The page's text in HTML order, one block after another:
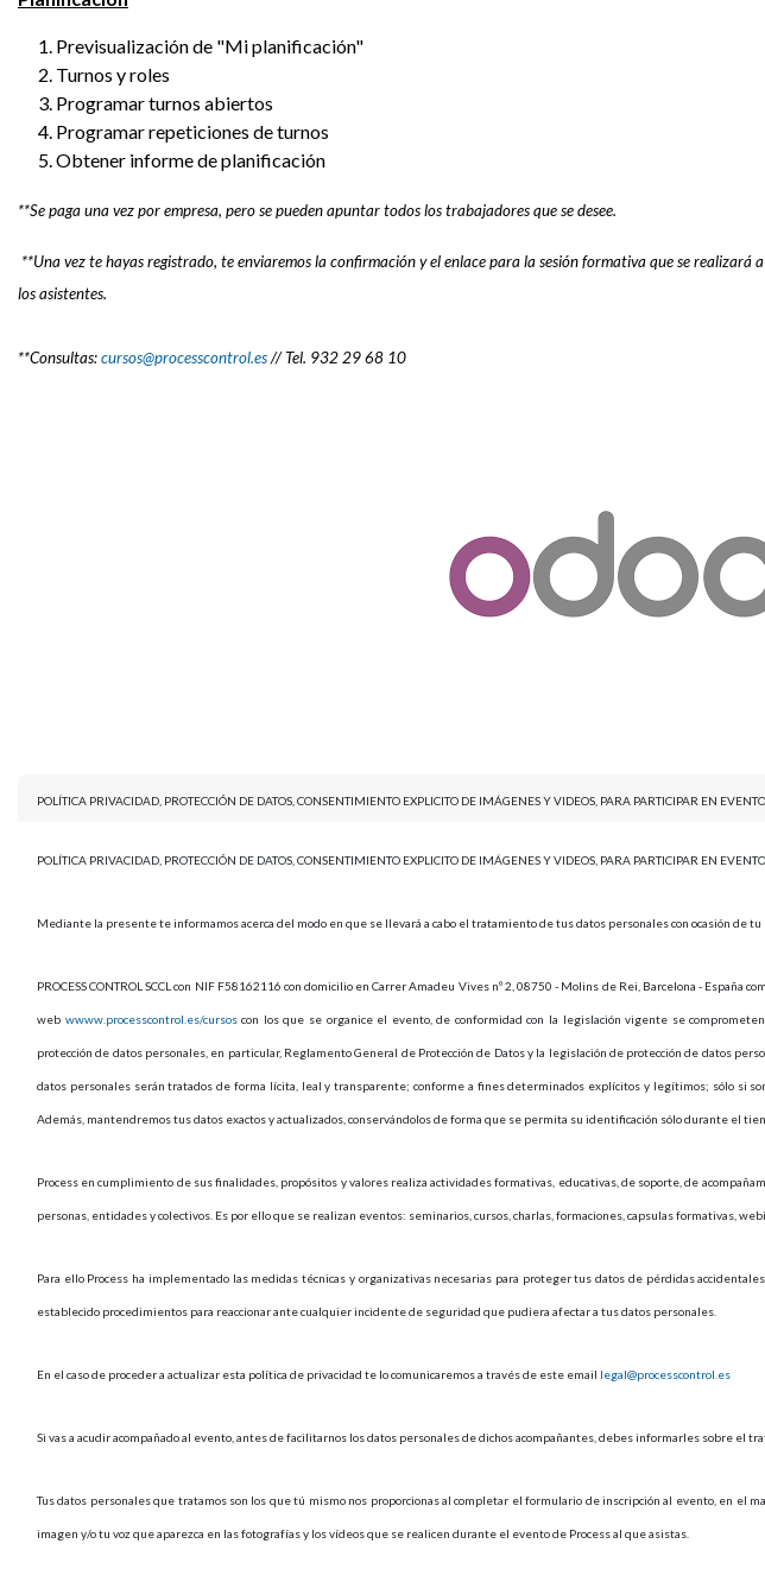
Previsualización de "Mi planificación"
Turnos y roles
Programar turnos abiertos
Programar repeticiones de turnos
Obtener informe de planificación
**Se paga una vez por empresa, pero se pueden apuntar todos los trabajadores que se desee.
**Una vez te hayas registrado, te enviaremos la confirmación y el enlace para la sesión formativa que se realizará
los asistentes.
**Consultas:cursos@processcontrol.es// Tel. 932 29 68 10
POLÍTICA PRIVACIDAD, PROTECCIÓN DE DATOS, CONSENTIMIENTO EXPLICITO DE IMÁGENES Y VIDEOS, PARA PARTICIPAR EN
POLÍTICA PRIVACIDAD, PROTECCIÓN DE DATOS, CONSENTIMIENTO EXPLICITO DE IMÁGENES Y VIDEOS, PARA PARTICIPAR EN
Mediante la presente te informamos acerca del modo en que se llevará a cabo el tratamiento de tus datos personales con ocasión de tu
PROCESS CONTROL SCCL con NIF F58162116 con domicilio en Carrer Amadeu Vives nº 2, 08750 - Molins de Rei, Barcelona -
web wwww.processcontrol.es/cursoscon los que se organice el evento, de conformidad con la legislación vigente se
protección de datos personales, en particular, Reglamento General de Protección de Datos y la legislación de protección de datos
datos personales serán tratados de forma lícita, leal y transparente; conforme a fines determinados explícitos y legítimos; sólo si
Además, mantendremos tus datos exactos y actualizados, conservándolos de forma que se permita su identificación sólo durante el
Process en cumplimiento de sus finalidades, propósitos y valores realiza actividades formativas, educativas, de soporte, de
personas, entidades y colectivos. Es por ello que se realizan eventos: seminarios, cursos, charlas, formaciones, capsulas formativas,
Para ello Process ha implementado las medidas técnicas y organizativas necesarias para proteger tus datos de pérdidas
establecido procedimientos para reaccionar ante cualquier incidente de seguridad que pudiera afectar a tus datos personales.
En el caso de proceder a actualizar esta política de privacidad te lo comunicaremos a través de este email legal@processcontrol.es
Si vas a acudir acompañado al evento, antes de facilitarnos los datos personales de dichos acompañantes, debes informarles sobre el
Tus datos personales que tratamos son los que tú mismo nos proporcionas al completar el formulario de inscripción al evento, en el
imagen y/o tu voz que aparezca en las fotografías y los vídeos que se realicen durante el evento de Process al que asistas.